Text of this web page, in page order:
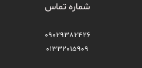
شماره تماس
09029382426
01332015909